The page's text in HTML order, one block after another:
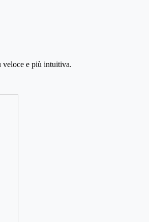
veloce e più intuitiva.